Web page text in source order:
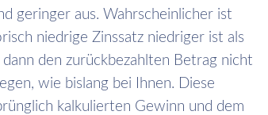
geringer aus. Wahrscheinlicher ist
niedrige Zinssatz niedriger ist als
dann den zurückbezahlten Betrag nicht
wie bislang bei Ihnen. Diese
kalkulierten Gewinn und dem